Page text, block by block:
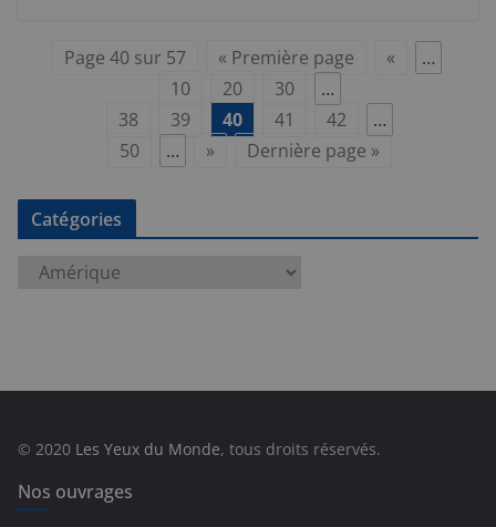
Page 40 sur 57 « Première page «
…
10
20 30
…
38
39 40 41 42
…
50
… » Dernière page »
Catégories
e
s
© 2020 Les Yeux du Monde, tous droits réservés.
Nos ouvrages